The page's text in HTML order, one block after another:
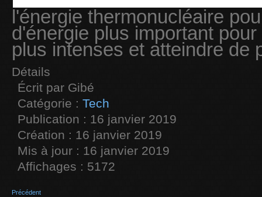
l'énergie thermonucléaire
d'énergie plus important
plus intenses et atteindre de
Détails
Écrit par Gibé
Catégorie : Tech
Publication : 16 janvier 2019
Création : 16 janvier 2019
Mis à jour : 16 janvier 2019
Affichages : 5172
Précédent